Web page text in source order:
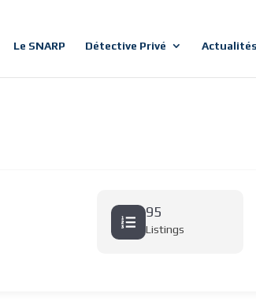
Le SNARP Détective Privé
95
Listings